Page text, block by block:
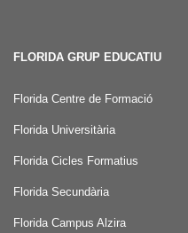
FLORIDA GRUP EDUCATIU
Florida Centre de Formació
Florida Universitària
Florida Cicles Formatius
Florida Secundària
Florida Campus Alzira